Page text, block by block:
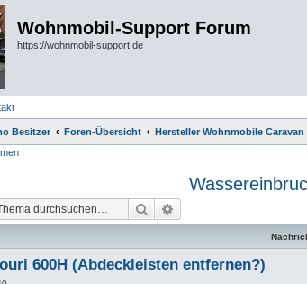
Wohnmobil-Support Forum
https://wohnmobil-support.de
Besitzer Foren-Übersicht Hersteller Wohnmobile Caravan
Suche
600H (Abdeckleisten entfernen?)